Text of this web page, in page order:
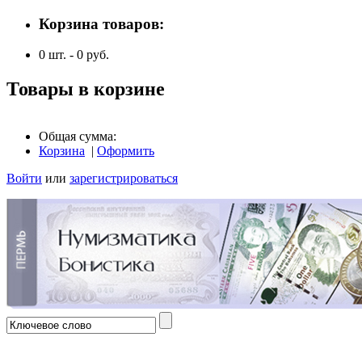
Корзина товаров:
0 шт. - 0 руб.
Товары в корзине
Общая сумма:
Корзина | Оформить
Войти или зарегистрироваться